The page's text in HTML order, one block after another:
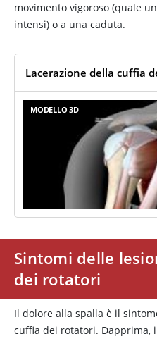
movimento vigoroso (quale
intensi) o a una caduta.
Lacerazione della cuffia
MODELLO 3D
Sintomi delle
dei rotatori
Il dolore alla spalla è il
cuffia dei rotatori. Dapprima,